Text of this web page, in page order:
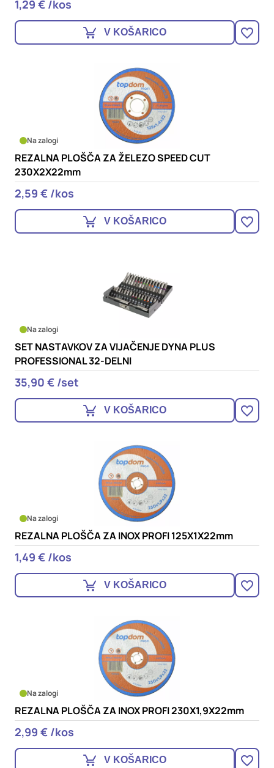
1,29 € /kos
V KOŠARICO
Na zalogi
REZALNA PLOŠČA ZA ŽELEZO SPEED CUT
230X2X22mm
2,59 € /kos
V KOŠARICO
Na zalogi
SET NASTAVKOV ZA VIJAČENJE DYNA PLUS
PROFESSIONAL 32-DELNI
35,90 € /set
V KOŠARICO
Na zalogi
REZALNA PLOŠČA ZA INOX PROFI 125X1X22mm
1,49 € /kos
V KOŠARICO
Na zalogi
REZALNA PLOŠČA ZA INOX PROFI 230X1,9X22mm
2,99 € /kos
V KOŠARICO